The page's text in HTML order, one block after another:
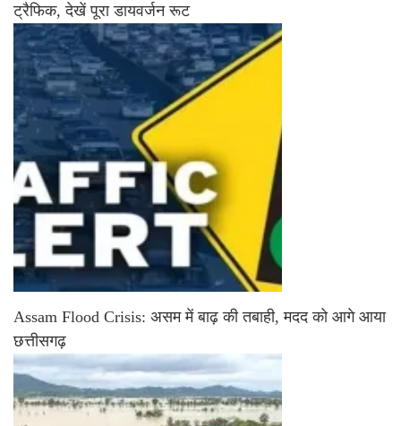
ट्रैफिक, देखें पूरा डायवर्जन रूट
Assam Flood Crisis: असम में बाढ़ की तबाही, मदद को आगे आया
छत्तीसगढ़